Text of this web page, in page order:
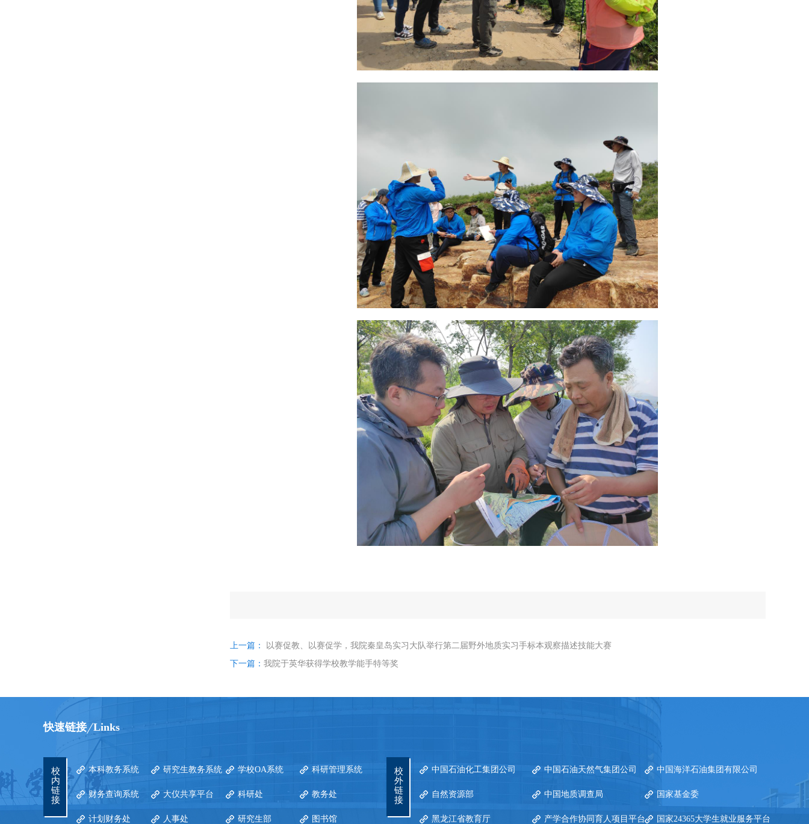
上一篇：
以赛促教、以赛促学，我院秦皇岛实习大队举行第二届野外地质实习手标本观察描述技能大赛
下一篇： 我院于英华获得学校教学能手特等奖
快速链接 Links
校
内
链
接
本科教务系统 研究生教务系统 学校OA系统 科研管理系统
财务查询系统 大仪共享平台 科研处 教务处
计划财务处 人事处 研究生部 图书馆
校
外
链
接
中国石油化工集团公司 中国石油天然气集团公司 中国海洋石油集团有限公司
自然资源部 中国地质调查局 国家基金委
黑龙江省教育厅 产学合作协同育人项目平台 国家24365大学生就业服务平台